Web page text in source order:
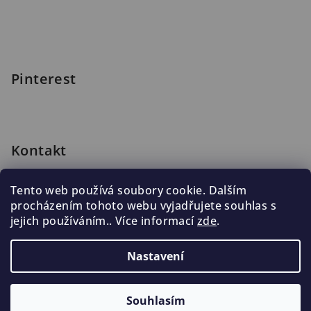
Tento web používá soubory cookie. Dalším
procházením tohoto webu vyjadřujete souhlas s
jejich používáním.. Více informacízde.
Nastavení
Souhlasím
Pinterest
Kontakt
222 316 990
776 019 998, 602 537 625